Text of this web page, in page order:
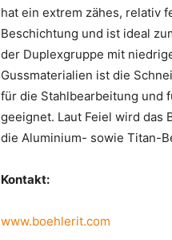
hat ein extrem zähes, relativ
Beschichtung und ist ideal
der Duplexgruppe mit
Gussmaterialien ist die
für die Stahlbearbeitung und
geeignet. Laut Feiel wird das
die Aluminium- sowie Titan-
Kontakt:
www.boehlerit.com